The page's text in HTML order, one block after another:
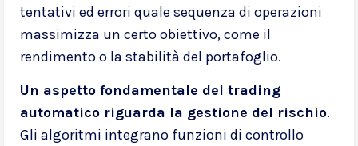
tentativi ed errori quale sequenza di operazioni
massimizza un certo obiettivo, come il
rendimento o la stabilità del portafoglio.
Un aspetto fondamentale del trading
automatico riguarda la gestione del rischio.
Gli algoritmi integrano funzioni di controllo